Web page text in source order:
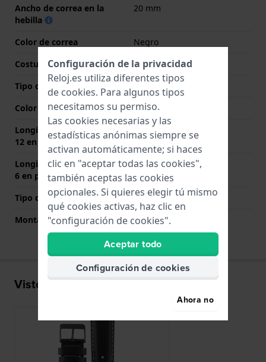
Ancho de correa en la
hebilla
20 mm
Color de correa
Negro
Costura de color
Blanco
Tipo de cierre
Color del cierre
Negro
Longitud de la correa a las
12 en punto (mm)
80 mm
Longitud de la correa a las
6 en punto (mm)
120 mm
Tipo de montaje
Pasadores de resorte
Montaje Recto
Si
Visto recientemente
Configuración de la privacidad
Reloj.es utiliza diferentes tipos
de cookies. Para algunos tipos
necesitamos su permiso.
Las cookies necesarias y las
estadísticas anónimas siempre se
activan automáticamente; si haces
clic en "aceptar todas las cookies",
también aceptas las cookies
opcionales. Si quieres elegir tú mismo
qué cookies activas, haz clic en
"configuración de cookies".
Aceptar todo
Configuración de cookies
Ahora no